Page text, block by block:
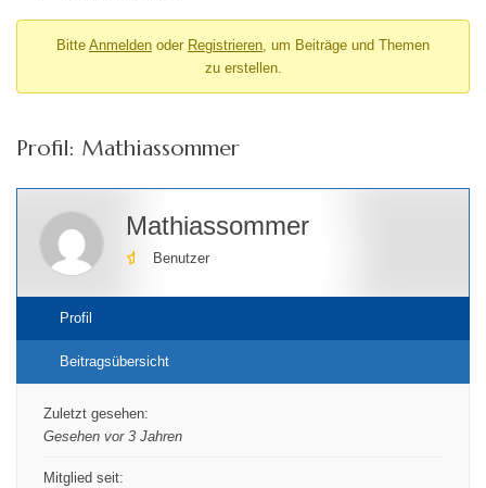
Bitte Anmelden oder Registrieren , um Beiträge und Themen
zu erstellen.
Profil: Mathiassommer
Mathiassommer
Benutzer
Profil
Beitragsübersicht
Zuletzt gesehen:
Gesehen vor 3 Jahren
Mitglied seit: